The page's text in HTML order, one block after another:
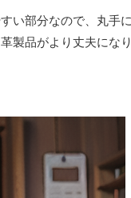
い部分なので、丸手
製品がより丈夫になり